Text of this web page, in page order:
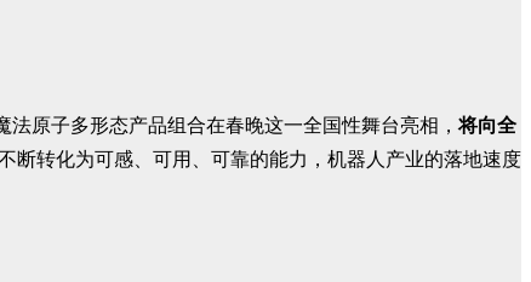
法原子多形态产品组合在春晚这一全国性舞台亮相，将向全
断转化为可感、可用、可靠的能力，机器人产业的落地速度